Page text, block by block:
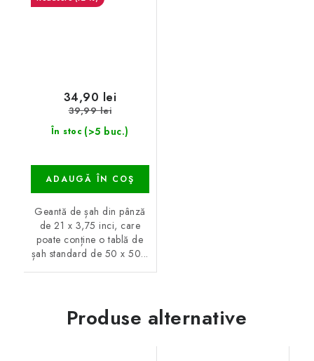
În stoc (>5 buc.)
34,90 lei
39,99 lei
ADAUGĂ ÎN COŞ
Geantă de șah din pânză
de 21 x 3,75 inci, care
poate conține o tablă de
șah standard de 50 x 50...
Produse alternative